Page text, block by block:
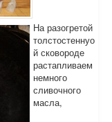
На разогретой
толстостеннуо
й сковороде
растапливаем
немного
сливочного
масла,